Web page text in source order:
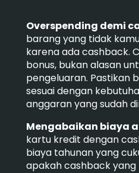
Overspending demi
barang yang tidak
karena ada cashback.
bonus, bukan alasan
pengeluaran. Pastikan
sesuai dengan
anggaran yang sudah
Mengabaikan biaya
kartu kredit dengan
biaya tahunan yang
apakah cashback